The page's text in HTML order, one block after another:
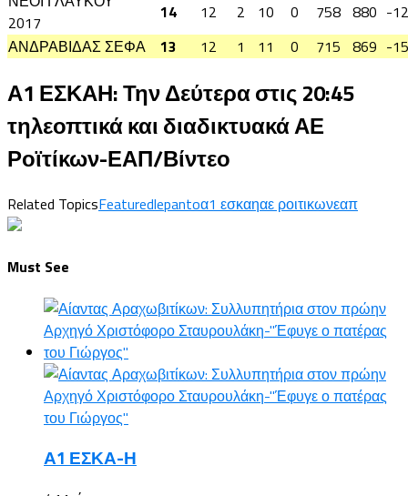
2017
14 12 2 10 0 758 880 -
ΑΝΔΡΑΒΙΔΑΣ ΣΕΦΑ
13 12 1 11 0 715 869 -
Α1 ΕΣΚΑΗ: Την Δεύτερα στις 20:45
τηλεοπτικά και διαδικτυακά ΑΕ
Ροϊτίκων-ΕΑΠ/Βίντεο
Related TopicsFeaturedlepantoα1 εσκαηαε ροιτικωνεαπ
Must See
Α1 ΕΣΚΑ-Η